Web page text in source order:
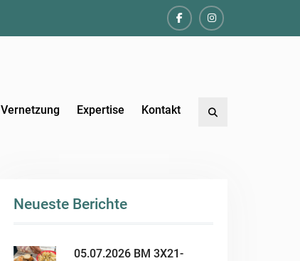
FacebookInstagram
Vernetzung Expertise Kontakt
Neueste Berichte
05.07.2026 BM 3X21-